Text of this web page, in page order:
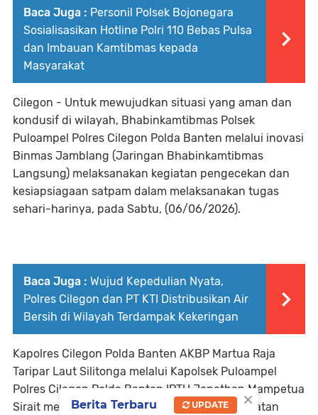
Baca Juga : Personil Polsek Bojonegara
Sosialisasikan Hotline Polri 110 Bebas Pulsa
dan Imbauan Kamtibmas kepada
Masyarakat
Cilegon - Untuk mewujudkan situasi yang aman dan
kondusif di wilayah, Bhabinkamtibmas Polsek
Puloampel Polres Cilegon Polda Banten melalui inovasi
Binmas Jamblang (Jaringan Bhabinkamtibmas
Langsung) melaksanakan kegiatan pengecekan dan
kesiapsiagaan satpam dalam melaksanakan tugas
sehari-harinya, pada Sabtu, (06/06/2026).
Baca Juga : Wujud Kepedulian Nyata,
Polres Cilegon dan PT KTI Distribusikan Air
Bersih di Wilayah Terdampak Kekeringan
Kapolres Cilegon Polda Banten AKBP Martua Raja
Taripar Laut Silitonga melalui Kapolsek Puloampel
Polres Cilegon Polda Banten IPTU Jonathan Mampetua
Sirait menjelaskan bahwa personil dalam kegiatan
×
Berita Terbaru UPDATE